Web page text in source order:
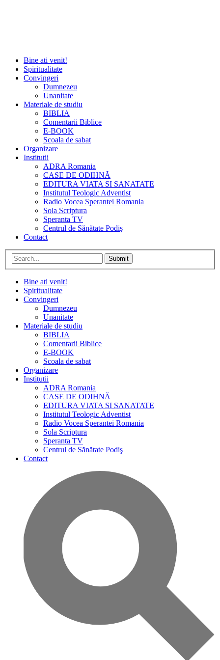
Bine ati venit!
Spiritualitate
Convingeri
Dumnezeu
Unanitate
Materiale de studiu
BIBLIA
Comentarii Biblice
E-BOOK
Scoala de sabat
Organizare
Institutii
ADRA Romania
CASE DE ODIHNĂ
EDITURA VIATA SI SANATATE
Institutul Teologic Adventist
Radio Vocea Sperantei Romania
Sola Scriptura
Speranta TV
Centrul de Sănătate Podiş
Contact
Submit
Bine ati venit!
Spiritualitate
Convingeri
Dumnezeu
Unanitate
Materiale de studiu
BIBLIA
Comentarii Biblice
E-BOOK
Scoala de sabat
Organizare
Institutii
ADRA Romania
CASE DE ODIHNĂ
EDITURA VIATA SI SANATATE
Institutul Teologic Adventist
Radio Vocea Sperantei Romania
Sola Scriptura
Speranta TV
Centrul de Sănătate Podiş
Contact